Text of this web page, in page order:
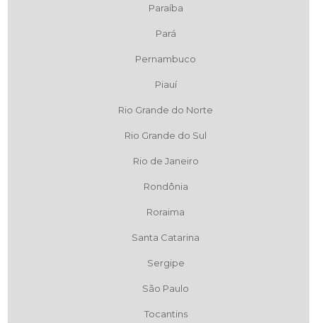
Paraíba
Pará
Pernambuco
Piauí
Rio Grande do Norte
Rio Grande do Sul
Rio de Janeiro
Rondônia
Roraima
Santa Catarina
Sergipe
São Paulo
Tocantins